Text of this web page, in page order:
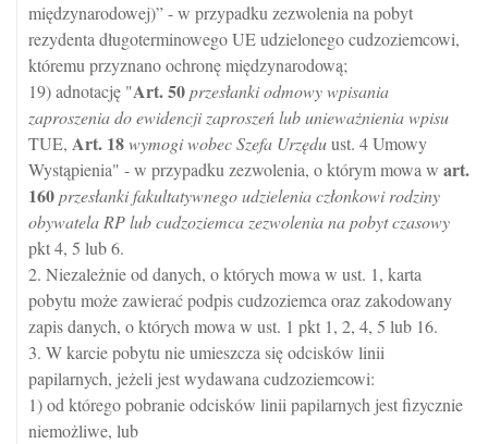
międzynarodowej)” - w przypadku zezwolenia na pobyt
rezydenta długoterminowego UE udzielonego cudzoziemcowi,
któremu przyznano ochronę międzynarodową;
19) adnotację "Art.50przesłanki odmowy wpisania
zaproszenia do ewidencji zaproszeń lub unieważnienia wpisu
TUE, Art. 18wymogi wobec Szefa Urzęduust. 4 Umowy
Wystąpienia" - w przypadku zezwolenia, o którym mowa w art.
160przesłanki fakultatywnego udzielenia członkowi rodziny
obywatela RP lub cudzoziemca zezwolenia na pobyt czasowy
pkt 4, 5 lub 6.
2. Niezależnie od danych, o których mowa w ust. 1, karta
pobytu może zawierać podpis cudzoziemca oraz zakodowany
zapis danych, o których mowa w ust. 1 pkt 1, 2, 4, 5 lub 16.
3. W karcie pobytu nie umieszcza się odcisków linii
papilarnych, jeżeli jest wydawana cudzoziemcowi:
1) od którego pobranie odcisków linii papilarnych jest fizycznie
niemożliwe, lub